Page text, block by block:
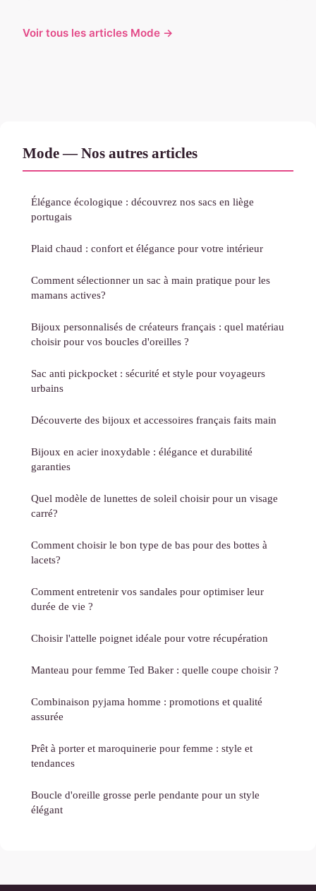
Voir tous les articles Mode →
Mode — Nos autres articles
Élégance écologique : découvrez nos sacs en liège
portugais
Plaid chaud : confort et élégance pour votre intérieur
Comment sélectionner un sac à main pratique pour les
mamans actives?
Bijoux personnalisés de créateurs français : quel matériau
choisir pour vos boucles d'oreilles ?
Sac anti pickpocket : sécurité et style pour voyageurs
urbains
Découverte des bijoux et accessoires français faits main
Bijoux en acier inoxydable : élégance et durabilité
garanties
Quel modèle de lunettes de soleil choisir pour un visage
carré?
Comment choisir le bon type de bas pour des bottes à
lacets?
Comment entretenir vos sandales pour optimiser leur
durée de vie ?
Choisir l'attelle poignet idéale pour votre récupération
Manteau pour femme Ted Baker : quelle coupe choisir ?
Combinaison pyjama homme : promotions et qualité
assurée
Prêt à porter et maroquinerie pour femme : style et
tendances
Boucle d'oreille grosse perle pendante pour un style
élégant